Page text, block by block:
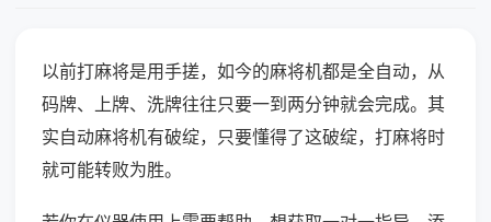
以前打麻将是用手搓，如今的麻将机都是全自动，从
码牌、上牌、洗牌往往只要一到两分钟就会完成。其
实自动麻将机有破绽，只要懂得了这破绽，打麻将时
就可能转败为胜。